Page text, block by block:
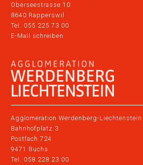
Oberseestrasse 10
8640 Rapperswil
Tel. 055 225 73 00
E-Mail schreiben
Agglomeration Werdenberg-Liechtenstein
Bahnhofplatz 3
Postfach 724
9471 Buchs
Tel. 058 228 23 00